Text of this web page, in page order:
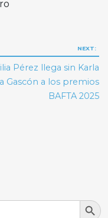
NEXT:
Pérez llega sin Karla
Gascón a los premios
BAFTA 2025
Search